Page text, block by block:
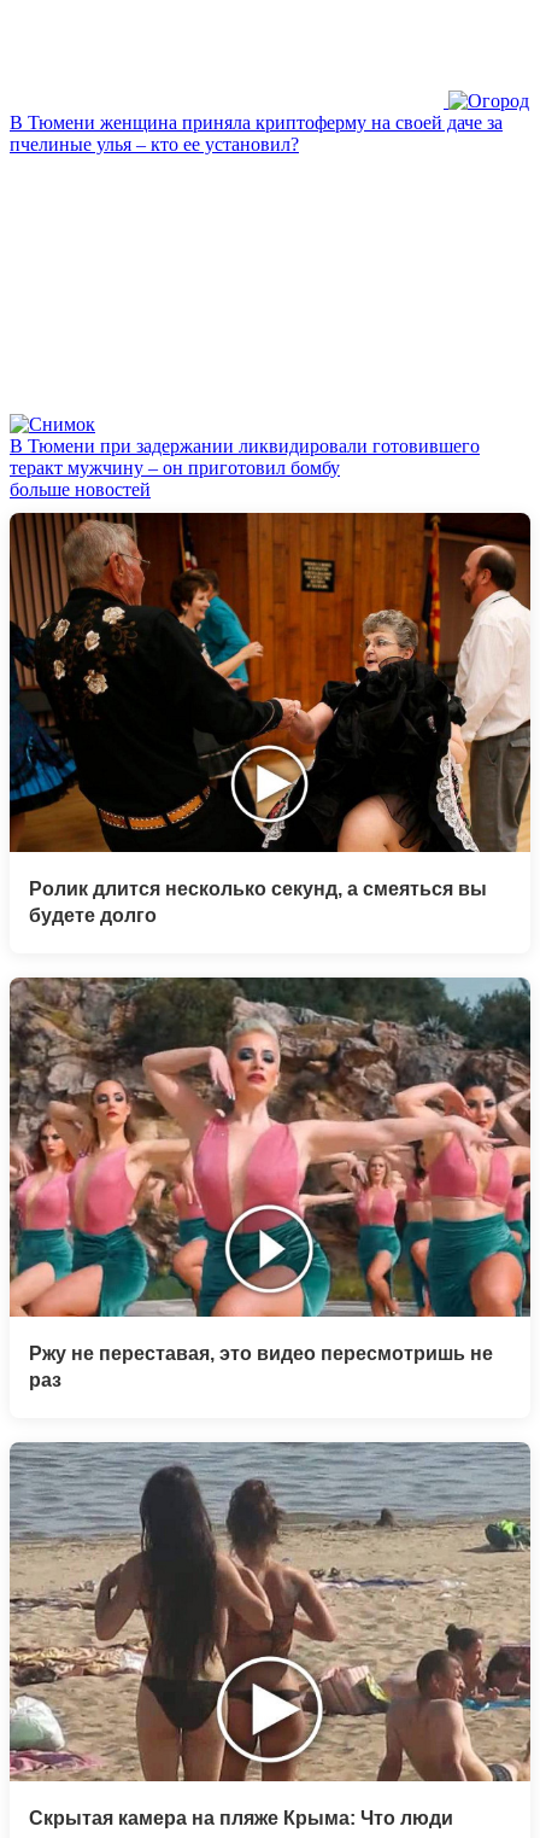
В Тюмени женщина приняла криптоферму на своей даче за
пчелиные улья – кто ее установил?
В Тюмени при задержании ликвидировали готовившего
теракт мужчину – он приготовил бомбу
больше новостей
Ролик длится несколько секунд, а смеяться вы
будете долго
Ржу не переставая, это видео пересмотришь не
раз
Скрытая камера на пляже Крыма: Что люди